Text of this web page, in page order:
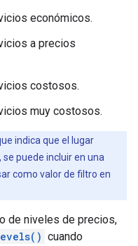
económicos.
a precios
costosos.
muy costosos.
indica que el lugar
puede incluir en una
como valor de filtro en
de niveles de precios,
cuando